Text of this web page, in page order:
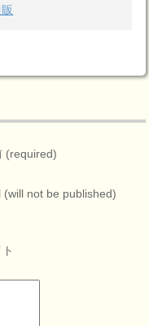
(required)
(will not be published)